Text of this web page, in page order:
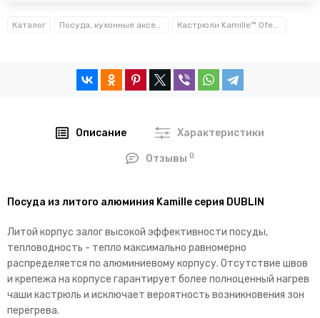
Каталог Посуда, кухонные аксессуары и принадлежности TM Kamille TM Ofenbach Кастрюли Kamille™ Ofenbach™
Описание Характеристики
Отзывы0
Посуда из литого алюминия Kamille серия DUBLIN
Литой корпус залог высокой эффективности посуды,
тепловодность - тепло максимально равномерно
распределяется по алюминиевому корпусу. Отсутствие швов
и крепежа на корпусе гарантирует более полноценный нагрев
чаши кастрюль и исключает вероятность возникновения зон
перегрева.